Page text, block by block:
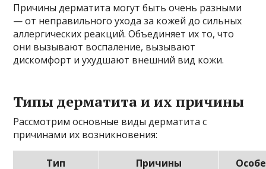
Причины дерматита могут быть очень разными
— от неправильного ухода за кожей до сильных
аллергических реакций. Объединяет их то, что
они вызывают воспаление, вызывают
дискомфорт и ухудшают внешний вид кожи.
Типы дерматита и их причины
Рассмотрим основные виды дерматита с
причинами их возникновения:
Тип Причины